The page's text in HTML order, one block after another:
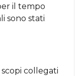
il tempo
sono stati
collegati